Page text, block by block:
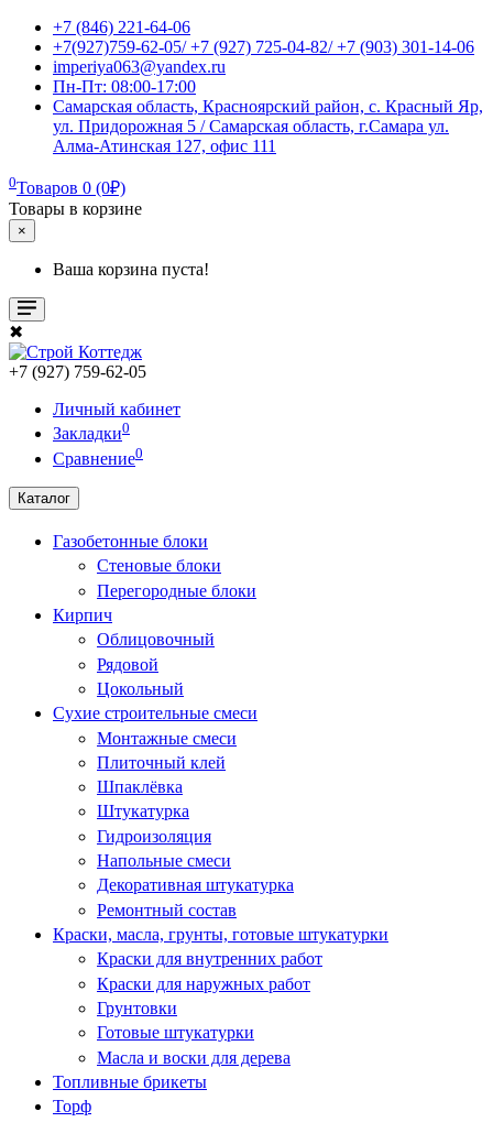
+7 (846) 221-64-06
+7(927)759-62-05/ +7 (927) 725-04-82/ +7 (903) 301-14-06
imperiya063@yandex.ru
Пн-Пт: 08:00-17:00
Самарская область, Красноярский район, с. Красный Яр,
ул. Придорожная 5 / Самарская область, г.Самара ул.
Алма-Атинская 127, офис 111
0Товаров 0 (0₽)
Товары в корзине
×
Ваша корзина пуста!
✖
+7 (927) 759-62-05
Личный кабинет
Закладки0
Сравнение0
Каталог
Газобетонные блоки
Стеновые блоки
Перегородные блоки
Кирпич
Облицовочный
Рядовой
Цокольный
Сухие строительные смеси
Монтажные смеси
Плиточный клей
Шпаклёвка
Штукатурка
Гидроизоляция
Напольные смеси
Декоративная штукатурка
Ремонтный состав
Краски, масла, грунты, готовые штукатурки
Краски для внутренних работ
Краски для наружных работ
Грунтовки
Готовые штукатурки
Масла и воски для дерева
Топливные брикеты
Торф